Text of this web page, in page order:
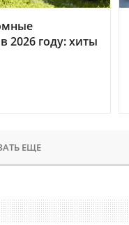
2026 году: хиты
ЕЩЕ